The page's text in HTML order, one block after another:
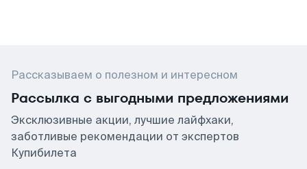
Рассказываем о полезном и интересном
Рассылка с выгодными предложениями
Эксклюзивные акции, лучшие лайфхаки,
заботливые рекомендации от экспертов
Купибилета